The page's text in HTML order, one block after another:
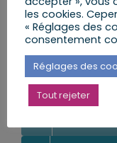
Vous et
les cookies.
« Réglages des
consentement
Réglages des
Tout rejeter